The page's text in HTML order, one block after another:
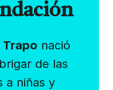
Trapo nació
de las
a niñas y